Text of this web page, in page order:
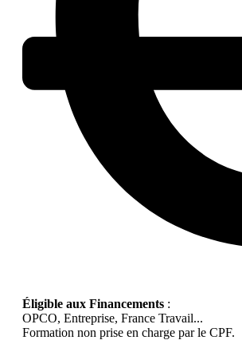
Éligible aux Financements :
OPCO, Entreprise, France Travail...
Formation non prise en charge par le CPF.